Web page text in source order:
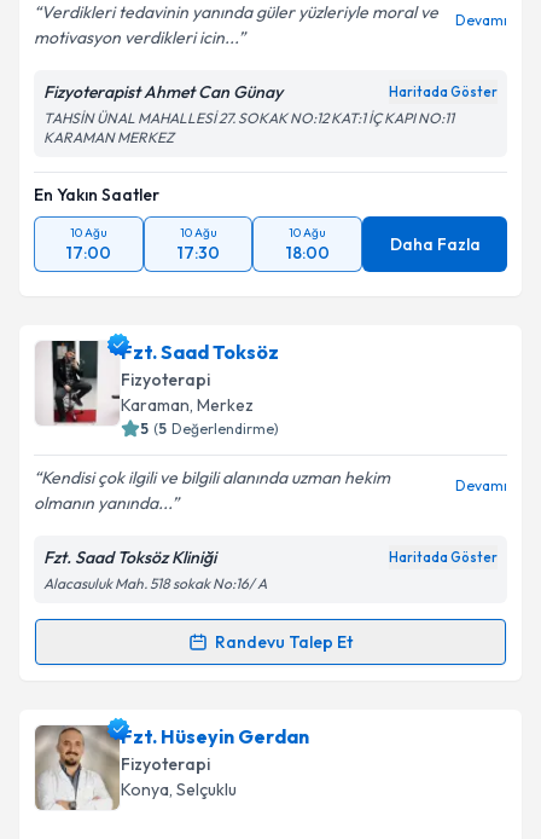
Verdikleri tedavinin yanında güler yüzleriyle moral ve
motivasyon verdikleri icin...
Devamı
Fizyoterapist Ahmet Can Günay Haritada Göster
TAHSİN ÜNAL MAHALLESİ 27. SOKAK NO:12 KAT:1 İÇ KAPI NO:11
KARAMAN MERKEZ
En Yakın Saatler
10 Ağu
17:00
10 Ağu
17:30
10 Ağu
18:00 Daha Fazla
Fzt. Saad Toksöz
Fizyoterapi
Karaman, Merkez
5 (5 Değerlendirme)
Kendisi çok ilgili ve bilgili alanında uzman hekim
olmanın yanında...
Devamı
Fzt. Saad Toksöz Kliniği Haritada Göster
Alacasuluk Mah. 518 sokak No:16/ A
Randevu Talep Et
Randevu Takvimi Talebi
Fzt. Saad Toksöziçin randevu takvimi talebi
oluşturun. Size bu uzmandan randevu almanız için bir
takvim hazırlandığında e-posta ile bilgilendireceğiz.
Fzt. Hüseyin Gerdan
Fizyoterapi
Konya, Selçuklu